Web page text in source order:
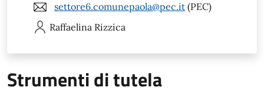
settore6.comunepaola@pec.it (PEC)
Raffaelina Rizzica
Strumenti di tutela